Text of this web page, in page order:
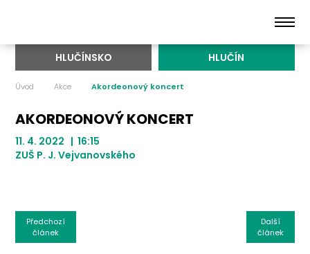
HLUČÍNSKO HLUČÍN
Úvod Akce Akordeonový koncert
AKORDEONOVÝ KONCERT
11. 4. 2022 | 16:15
ZUŠ P. J. Vejvanovského
Další
článek
Předchozí
článek